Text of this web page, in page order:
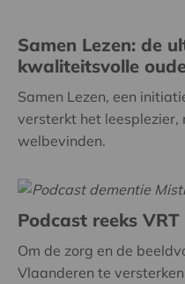
Samen Lezen: de
kwaliteitsvolle
Samen Lezen, een
versterkt het leesplezier,
welbevinden.
Podcast reeks VRT
Om de zorg en de
Vlaanderen te